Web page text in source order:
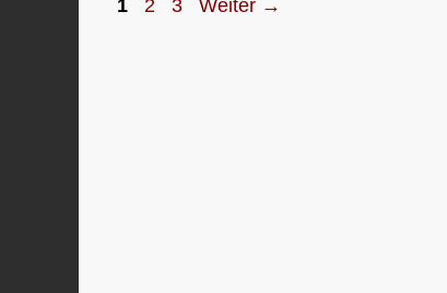
Seite
1 Seite
2 Seite
3 Weiter →